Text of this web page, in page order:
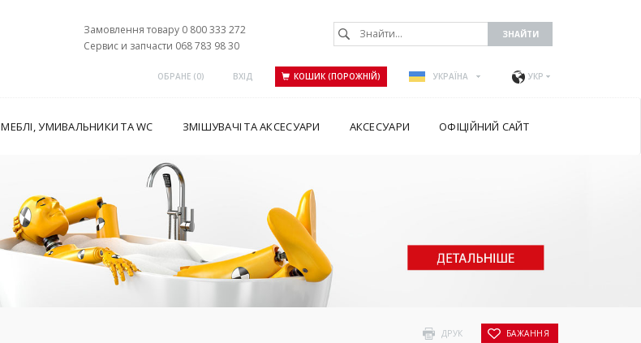
Замовлення товару 0 800 333 272
Сервис и запчасти 068 783 98 30
ОБРАНЕ (0) ВХІД КОШИК (ПОРОЖНІЙ) УКРАЇНА УКР
МЕБЛІ, УМИВАЛЬНИКИ ТА WC ЗМІШУВАЧІ ТА АКСЕСУАРИ АКСЕСУАРИ ОФІЦІЙНИЙ САЙТ
ДРУК БАЖАННЯ